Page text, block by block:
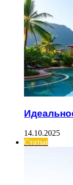
14.10.2025
Статьи